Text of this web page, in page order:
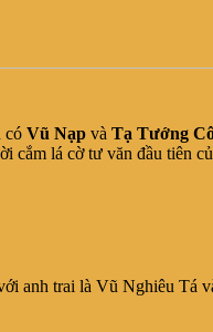
có Vũ Nạp và Tạ Tướng
cắm lá cờ tư văn đầu tiên
anh trai là Vũ Nghiêu Tá